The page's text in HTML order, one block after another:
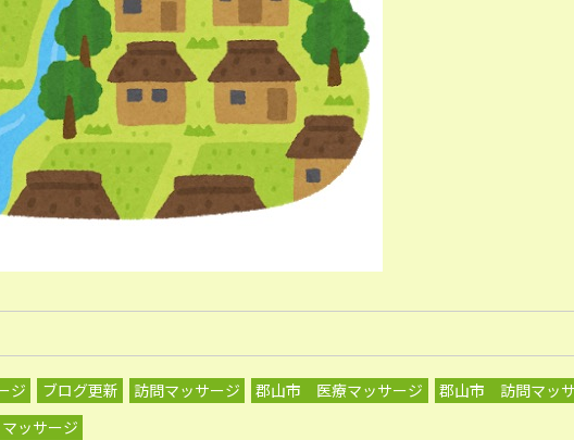
ジ ブログ更新 訪問マッサージ 郡山市 医療マッサージ
郡山市 訪問マッ
ッサージ